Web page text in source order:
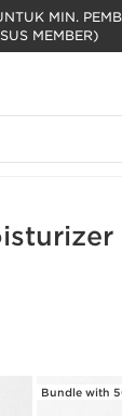
MIN.
MEMBER)
Bundle with